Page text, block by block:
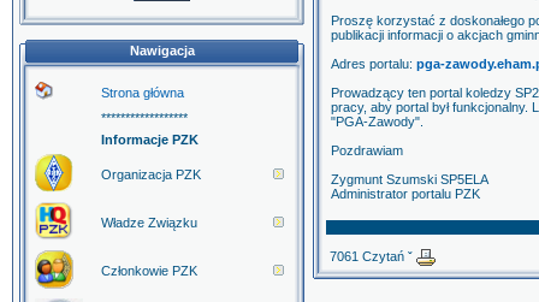
Nawigacja
Strona główna
******************
Informacje PZK
Organizacja PZK
Władze Związku
Członkowie PZK
Proszę korzystać z doskonałego
publikacji informacji o akcjach
Adres portalu: pga-
Prowadzący ten portal koledzy
pracy, aby portal był funkcjonalny.
"PGA-Zawody".
Pozdrawiam
Zygmunt Szumski SP5ELA
Administrator portalu PZK
7061 Czytań ˇ